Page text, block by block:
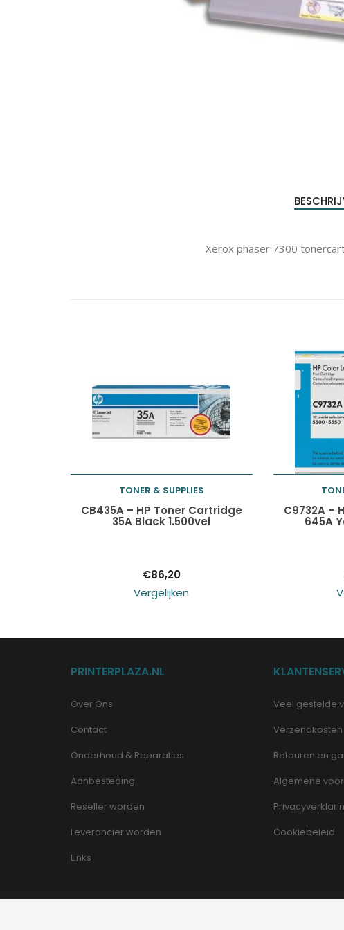
Xerox phaser 7300
Toevoegen aan
TONER & SUPPLIES
CB435A – HP Toner Cartridge
35A Black 1.500vel
€86,20
Vergelijken
C9732A –
645A
PRINTERPLAZA.NL
Over Ons
Contact
Onderhoud & Reparaties
Aanbesteding
Reseller worden
Leverancier worden
Links
Veel gestelde
Verzendkosten
Retouren en
Algemene
Cookiebeleid